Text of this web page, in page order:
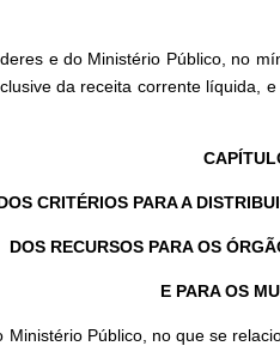
e do Ministério Público, no
da receita corrente líquida,
CRITÉRIOS PARA A
DOS RECURSOS PARA OS
E PARA OS
Público, no que se